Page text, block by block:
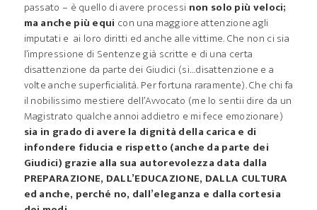
passato – è quello di avere processi non solo più veloci;
ma anche più equi con una maggiore attenzione agli
imputati e ai loro diritti ed anche alle vittime. Che non ci sia
l’impressione di Sentenze già scritte e di una certa
disattenzione da parte dei Giudici (si…disattenzione e a
volte anche superficialità. Per fortuna raramente). Che chi fa
il nobilissimo mestiere dell’Avvocato (me lo sentii dire da un
Magistrato qualche annoi addietro e mi fece emozionare)
sia in grado di avere la dignità della carica e di
infondere fiducia e rispetto (anche da parte dei
Giudici) grazie alla sua autorevolezza data dalla
PREPARAZIONE, DALL’EDUCAZIONE, DALLA CULTURA
ed anche, perché no, dall’eleganza e dalla cortesia